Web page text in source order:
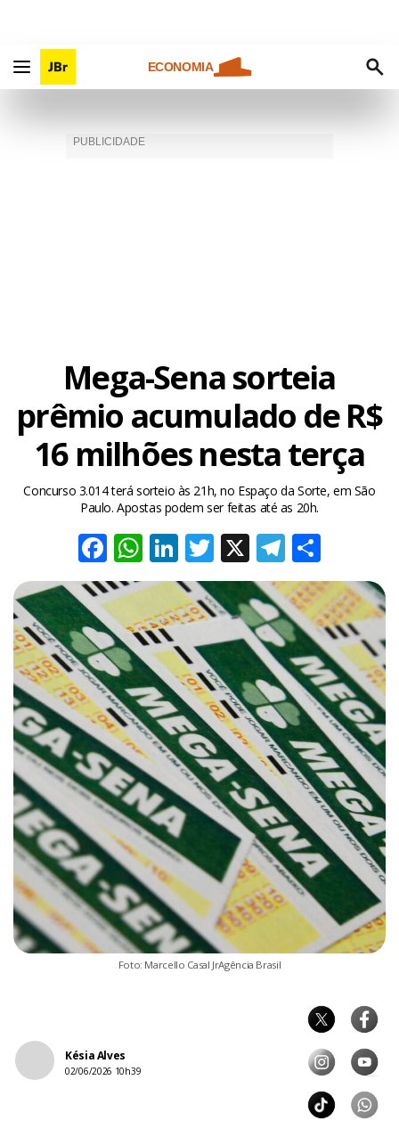
ECONOMIA
Mega-Sena sorteia
prêmio acumulado de R$
16 milhões nesta terça
Concurso 3.014 terá sorteio às 21h, no Espaço da Sorte, em São
Paulo. Apostas podem ser feitas até as 20h.
Facebook
WhatsApp
LinkedIn
Twitter
X
Foto: Marcello Casal JrAgência Brasil
Késia Alves
02/06/2026 10h39